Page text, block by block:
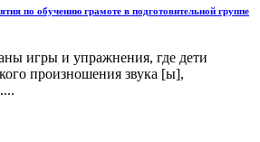
по обучению грамоте в подготовительной группе
игры и упражнения, где дети
произношения звука [ы],